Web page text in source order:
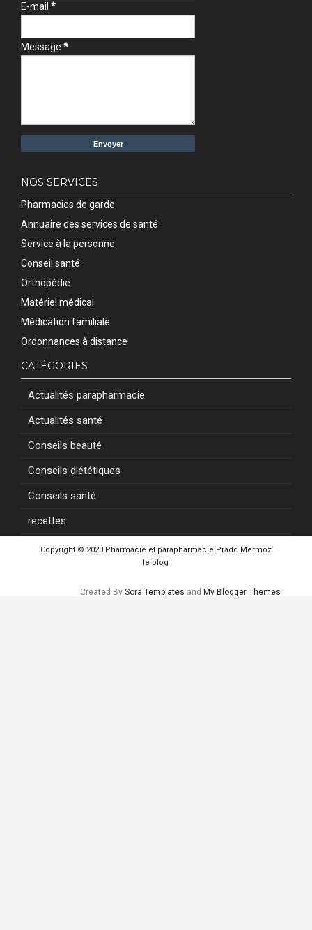
E-mail *
Message *
NOS SERVICES
Pharmacies de garde
Annuaire des services de santé
Service à la personne
Conseil santé
Orthopédie
Matériel médical
Médication familiale
Ordonnances à distance
CATÉGORIES
Actualités parapharmacie
Actualités santé
Conseils beauté
Conseils diététiques
Conseils santé
recettes
Copyright © 2023 Pharmacie et parapharmacie Prado Mermoz
le blog
Created BySora Templates and My Blogger Themes